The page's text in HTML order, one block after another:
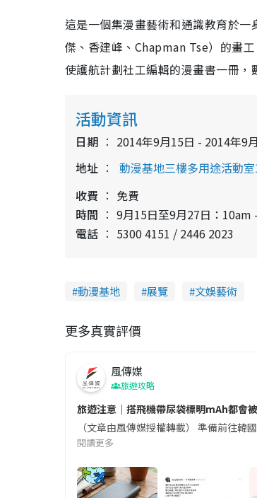
這是一個集漫畫藝術和通識教育於一
傑、香建峰、Chapman Tse）的畫
使護航計劃社工編輯的漫畫書一冊，
活動資訊
日期
2014年9月15日 - 2014年9
地址
動漫基地三樓多用途活動室
收費
免費
時間
9月15日至9月27日：
電話
5300 4151 / 2446 2023
動漫基地 展覽 文娛藝術
更多真實評價
風傳媒
旅遊攻略
旅遊注意｜搭飛機帶尿袋標明mAh都會
（文章由風傳媒授權轉載） 準備前往
閱讀更多